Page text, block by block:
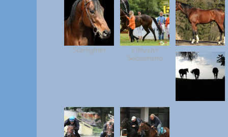
Starfighter
Vítězství
Sebastiano